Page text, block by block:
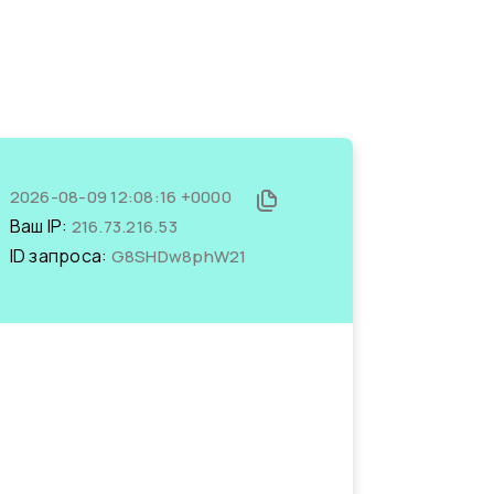
2026-08-09 12:08:16 +0000
Ваш IP: 216.73.216.53
ID запроса: G8SHDw8phW21